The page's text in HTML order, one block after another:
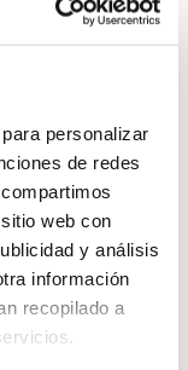
personalizar
de redes
web con
y análisis
información
recopilado a